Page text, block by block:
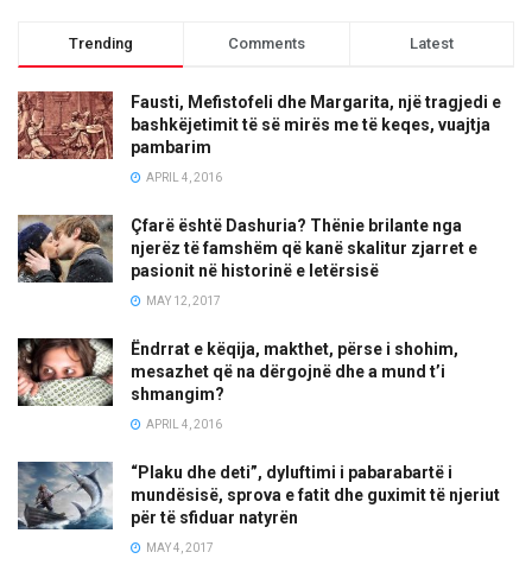
Trending Comments Latest
Fausti, Mefistofeli dhe Margarita, një tragjedi e
bashkëjetimit të së mirës me të keqes, vuajtja
pambarim
APRIL 4, 2016
Çfarë është Dashuria? Thënie brilante nga
njerëz të famshëm që kanë skalitur zjarret e
pasionit në historinë e letërsisë
MAY 12, 2017
Ëndrrat e këqija, makthet, përse i shohim,
mesazhet që na dërgojnë dhe a mund t’i
shmangim?
APRIL 4, 2016
“Plaku dhe deti”, dyluftimi i pabarabartë i
mundësisë, sprova e fatit dhe guximit të njeriut
për të sfiduar natyrën
MAY 4, 2017